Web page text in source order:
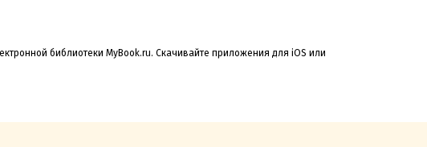
библиотеки MyBook.ru. Скачивайте приложения для iOS или